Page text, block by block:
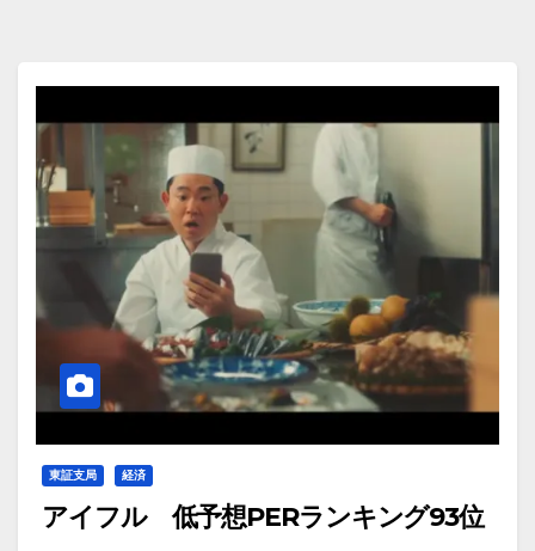
東証支局 経済
アイフル 低予想PERランキング93位